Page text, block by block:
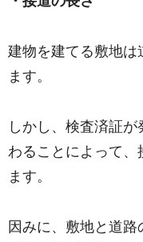
建物を建てる敷地は
ます。
しかし、検査済証
わることによって、
ます。
因みに、敷地と道